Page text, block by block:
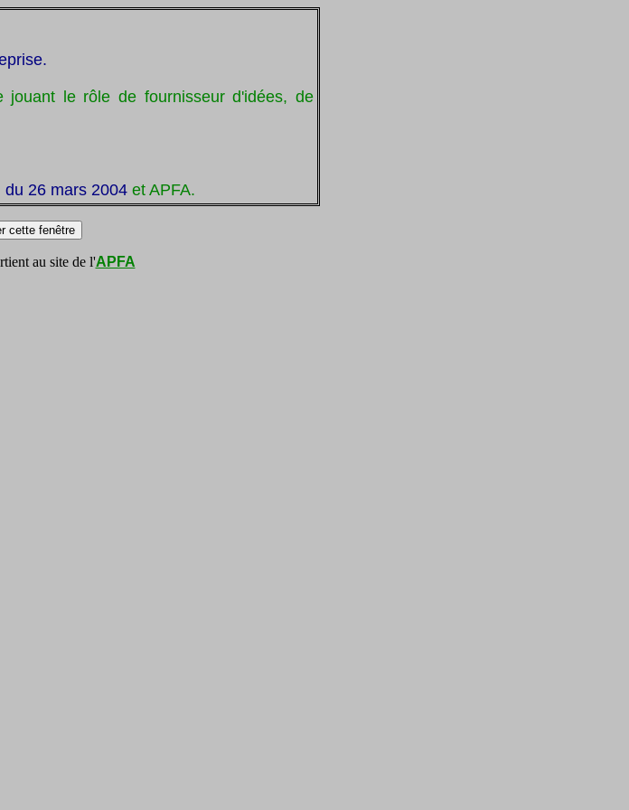
jouant le rôle de fournisseur d'idées, de
26 mars 2004 et APFA.
au site de l'APFA